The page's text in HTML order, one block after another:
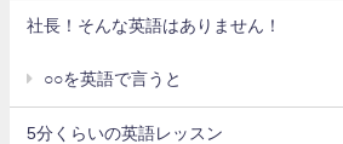
社長！そんな英語はありません！
○○を英語で言うと
5分くらいの英語レッスン